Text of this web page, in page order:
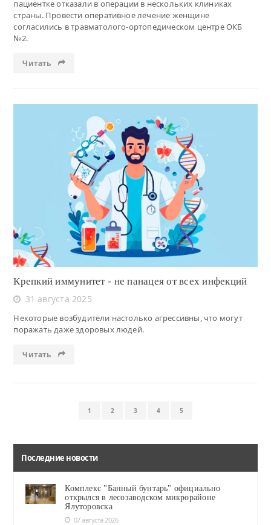
пациентке отказали в операции в нескольких клиниках
страны. Провести оперативное лечение женщине
согласились в травматолого-ортопедическом центре ОКБ
№2.
Читать
Читать
Крепкий иммунитет - не панацея от всех инфекций
31 августа 2025
Некоторые возбудители настолько агрессивны, что могут
поражать даже здоровых людей.
Читать
1 2 3 4 5
Последние новости
Комплекс "Банный бунтарь" официально
открылся в лесозаводском микрорайоне
Ялуторовска
07 августа 2026